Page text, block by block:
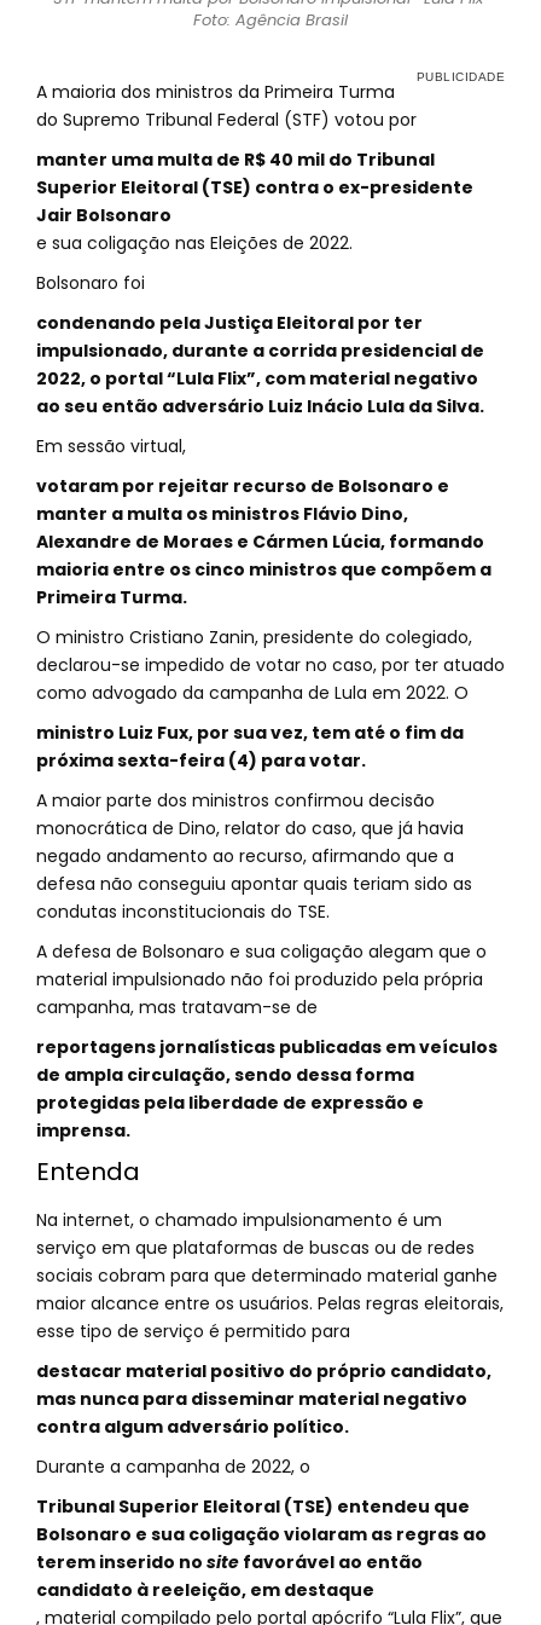
Foto: Agência Brasil
A maioria dos ministros da Primeira Turma
do Supremo Tribunal Federal (STF) votou por
manter uma multa de R$ 40 mil do Tribunal
Superior Eleitoral (TSE) contra o ex-presidente
Jair Bolsonaro
e sua coligação nas Eleições de 2022.
Bolsonaro foi
condenando pela Justiça Eleitoral por ter
impulsionado, durante a corrida presidencial de
2022, o portal “Lula Flix”, com material negativo
ao seu então adversário Luiz Inácio Lula da Silva.
Em sessão virtual,
votaram por rejeitar recurso de Bolsonaro e
manter a multa os ministros Flávio Dino,
Alexandre de Moraes e Cármen Lúcia, formando
maioria entre os cinco ministros que compõem a
Primeira Turma.
O ministro Cristiano Zanin, presidente do colegiado,
declarou-se impedido de votar no caso, por ter atuado
como advogado da campanha de Lula em 2022. O
ministro Luiz Fux, por sua vez, tem até o fim da
próxima sexta-feira (4) para votar.
A maior parte dos ministros confirmou decisão
monocrática de Dino, relator do caso, que já havia
negado andamento ao recurso, afirmando que a
defesa não conseguiu apontar quais teriam sido as
condutas inconstitucionais do TSE.
A defesa de Bolsonaro e sua coligação alegam que o
material impulsionado não foi produzido pela própria
campanha, mas tratavam-se de
reportagens jornalísticas publicadas em veículos
de ampla circulação, sendo dessa forma
protegidas pela liberdade de expressão e
imprensa.
Entenda
Na internet, o chamado impulsionamento é um
serviço em que plataformas de buscas ou de redes
sociais cobram para que determinado material ganhe
maior alcance entre os usuários. Pelas regras eleitorais,
esse tipo de serviço é permitido para
destacar material positivo do próprio candidato,
mas nunca para disseminar material negativo
contra algum adversário político.
Durante a campanha de 2022, o
Tribunal Superior Eleitoral (TSE) entendeu que
Bolsonaro e sua coligação violaram as regras ao
terem inserido no site favorável ao então
candidato à reeleição, em destaque
, material compilado pelo portal apócrifo “Lula Flix”, que